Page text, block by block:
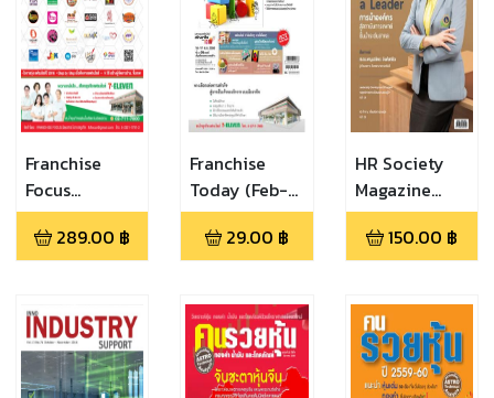
Franchise
Focus
(directory
โอกาสธุรกิจ
แหล่งค้นหา
289.00 ฿
Franchise
Today (Feb-
Mar 2015)
29.00 ฿
HR Society
Magazine
(May 2024)
150.00 ฿